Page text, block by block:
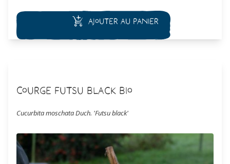
Ajouter au panier
Courge Futsu Black Bio
Cucurbita moschata Duch. 'Futsu black'